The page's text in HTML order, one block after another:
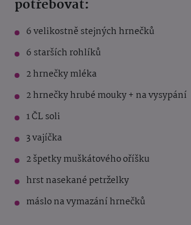
potřebovat:
6 velikostně stejných hrnečků
6 starších rohlíků
2 hrnečky mléka
2 hrnečky hrubé mouky + na vysypání
1 ČL soli
3 vajíčka
2 špetky muškátového oříšku
hrst nasekané petrželky
máslo na vymazání hrnečků